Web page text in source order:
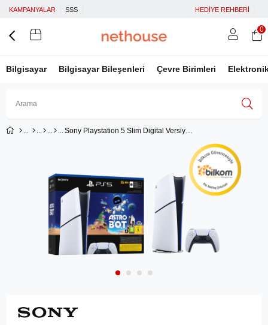
KAMPANYALAR SSS HEDİYE REHBERİ
Bilgisayar Bilgisayar Bileşenleri Çevre Birimleri
Üye Girişi Facebook İle Bağlan
Google İle Bağlan
0
Sony Playstation 5 Slim Digital Versiyon - Astro Bot Oyun Hediyeli Oyun Konsolu (Bilkom Garantili)